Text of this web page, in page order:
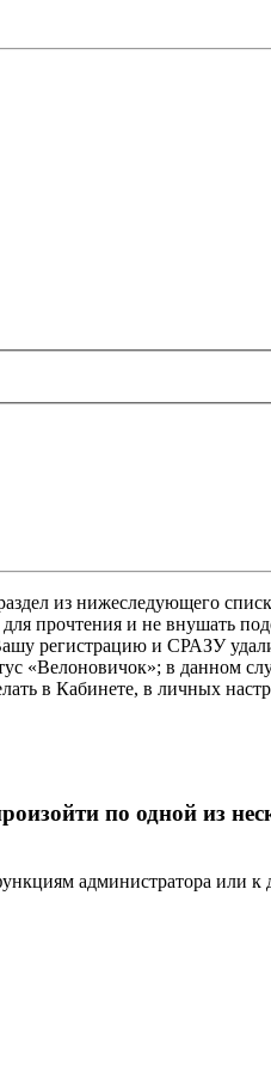
из нижеследующего
прочтения и не внушать
регистрацию и СРАЗУ
«Велоновичок»; в данном
в Кабинете, в личных
по одной из
администратора или